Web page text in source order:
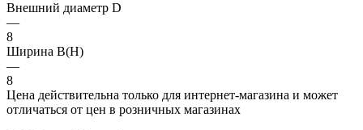
Внешний диаметр D
—
8
Ширина B(H)
—
8
Цена действительна только для интернет-магазина и может
отличаться от цен в розничных магазинах